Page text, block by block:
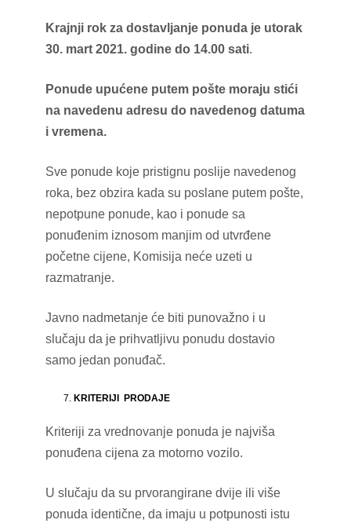
Krajnji rok za dostavljanje ponuda je utorak
30. mart 2021. godine do 14.00 sati.
Ponude upućene putem pošte moraju stići
na navedenu adresu do navedenog datuma
i vremena.
Sve ponude koje pristignu poslije navedenog
roka, bez obzira kada su poslane putem pošte,
nepotpune ponude, kao i ponude sa
ponuđenim iznosom manjim od utvrđene
početne cijene, Komisija neće uzeti u
razmatranje.
Javno nadmetanje će biti punovažno i u
slučaju da je prihvatljivu ponudu dostavio
samo jedan ponuđač.
KRITERIJI PRODAJE
Kriteriji za vrednovanje ponuda je najviša
ponuđena cijena za motorno vozilo.
U slučaju da su prvorangirane dvije ili više
ponuda identične, da imaju u potpunosti istu